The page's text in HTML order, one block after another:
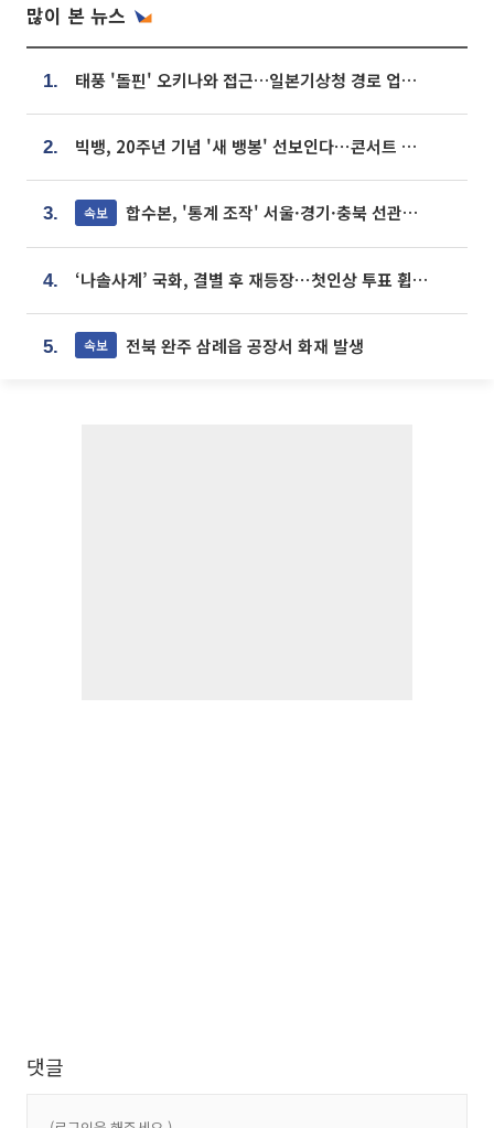
많이 본 뉴스
1. 태풍 '돌핀' 오키나와 접근…일본기상청 경로 업데이트
2. 빅뱅, 20주년 기념 '새 뱅봉' 선보인다⋯콘서트 앞두고 팝업 개최
3. 속보 합수본, '통계 조작' 서울·경기·충북 선관위 등 추가 압수수색
4. ‘나솔사계’ 국화, 결별 후 재등장⋯첫인상 투표 휩쓸고 ‘인기녀’ 등극
5. 속보 전북 완주 삼례읍 공장서 화재 발생
댓글